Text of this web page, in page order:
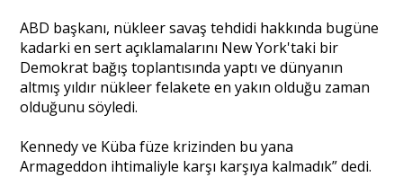
Yazarlar
Eğitim
ABD başkanı, nükleer savaş tehdidi hakkında bugüne
kadarki en sert açıklamalarını New York'taki bir
Demokrat bağış toplantısında yaptı ve dünyanın
altmış yıldır nükleer felakete en yakın olduğu zaman
olduğunu söyledi.
Kennedy ve Küba füze krizinden bu yana
Armageddon ihtimaliyle karşı karşıya kalmadık” dedi.